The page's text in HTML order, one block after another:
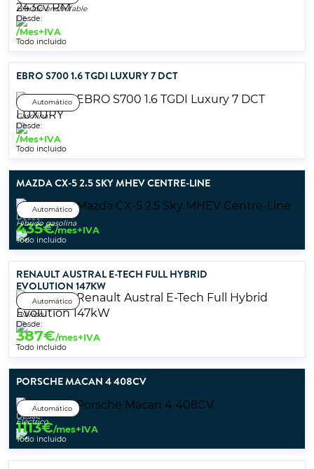
Híbrido enchufable
Desde:
/Mes+IVA
Todo incluido
EBRO S700 1.6 TGDI LUXURY 7 DCT
Automático
Gasolina
Desde:
/Mes+IVA
Todo incluido
MAZDA CX-5 2.5 SKY MHEV CENTRE-LINE
Automático
Híbrido gasolina
Desde:
435€/mes+IVA
Todo incluido
RENAULT AUSTRAL E-TECH FULL HYBRID
EVOLUTION 147KW
Automático
Híbrido
Desde:
387€/mes+IVA
Todo incluido
PORSCHE MACAN 4 408CV
Automático
Eléctrico
Desde:
1113€/mes+IVA
Todo incluido